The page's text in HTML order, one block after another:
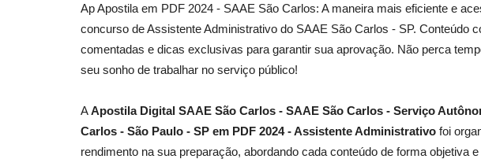
Ap Apostila em PDF 2024 - SAAE São Carlos: A maneira mais eficiente e
concurso de Assistente Administrativo do SAAE São Carlos - SP. Conteúdo
comentadas e dicas exclusivas para garantir sua aprovação. Não perca
seu sonho de trabalhar no serviço público!
AApostila Digital SAAE São Carlos - SAAE São Carlos - Serviço
Carlos - São Paulo - SP em PDF 2024 - Assistente Administrativo foi
rendimento na sua preparação, abordando cada conteúdo de forma objetiva